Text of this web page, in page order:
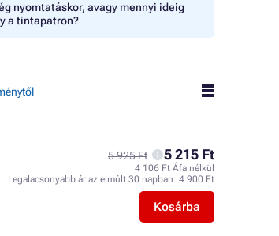
nyomtatáskor, avagy mennyi ideig
a tintapatron?
5 925 Ft 5 215 Ft
4 106 Ft Áfa nélkül
Legalacsonyabb ár az elmúlt 30 napban: 4 900 Ft
Kosárba